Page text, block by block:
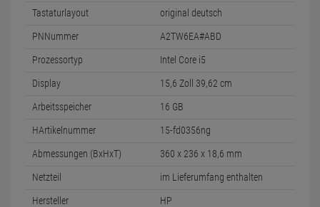
Tastaturlayout original deutsch
PNNummer A2TW6EA#ABD
Prozessortyp Intel Core i5
Display 15,6 Zoll 39,62 cm
Arbeitsspeicher 16 GB
HArtikelnummer 15-fd0356ng
Abmessungen (BxHxT) 360 x 236 x 18,6 mm
Netzteil im Lieferumfang enthalten
Hersteller HP